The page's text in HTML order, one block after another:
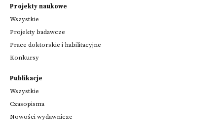
Projekty naukowe
Wszystkie
Projekty badawcze
Prace doktorskie i habilitacyjne
Konkursy
Publikacje
Wszystkie
Czasopisma
Nowości wydawnicze